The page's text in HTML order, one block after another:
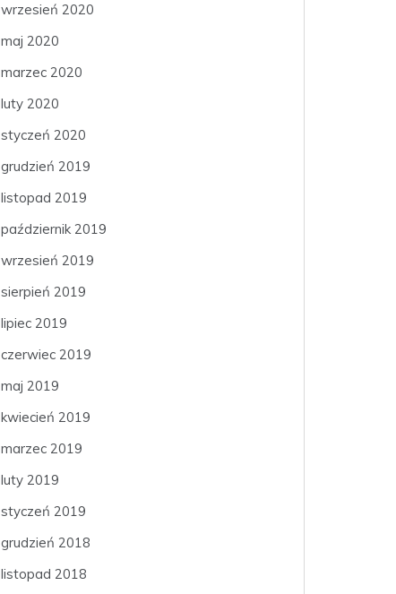
wrzesień 2020
maj 2020
marzec 2020
luty 2020
styczeń 2020
grudzień 2019
listopad 2019
październik 2019
wrzesień 2019
sierpień 2019
lipiec 2019
czerwiec 2019
maj 2019
kwiecień 2019
marzec 2019
luty 2019
styczeń 2019
grudzień 2018
listopad 2018